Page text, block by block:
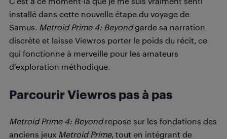
installé dans cette nouvelle étape du voyage de
Samus. Metroid Prime 4: Beyondgarde sa narration
discrète et laisse Viewros porter le poids du récit, ce
qui fonctionne à merveille pour les amateurs
d’exploration méthodique.
Parcourir Viewros pas à pas
Metroid Prime 4: Beyondrepose sur les fondations des
anciens jeux Metroid Prime, tout en intégrant de